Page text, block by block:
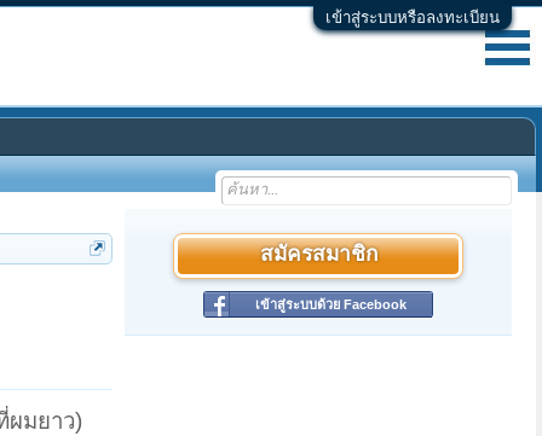
เข้าสู่ระบบหรือลงทะเบียน
ผมยาว)
สมัครสมาชิก
เข้าสู่ระบบด้วย Facebook